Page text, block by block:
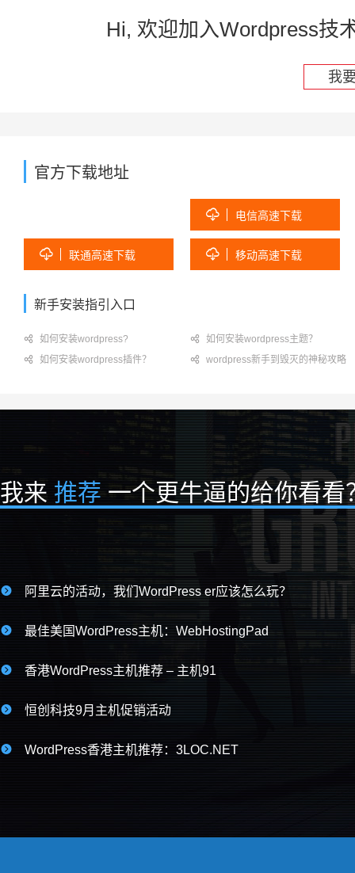
Hi, 欢迎加入Wordpress技
我
官方下载地址
 电信高速下载
 联通高速下载  移动高速下载
新手安装指引入口
 如何安装wordpress?  如何安装wordpress主题？
 如何安装wordpress插件？  wordpress新手到毁灭的神秘攻略
我来 推荐 一个更牛逼的给你看看
 阿里云的活动，我们WordPress er应该怎么玩？
 最佳美国WordPress主机：WebHostingPad
 香港WordPress主机推荐 – 主机91
 恒创科技9月主机促销活动
 WordPress香港主机推荐：3LOC.NET